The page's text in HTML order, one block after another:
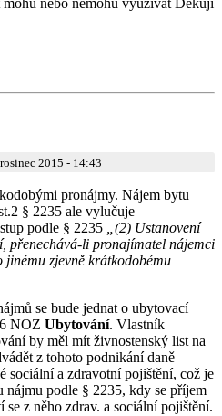
2015 - 14:43
pronájmy. Nájem bytu
§ 2235 ale vylučuje
podle § 2235 „(2) Ustanovení
přenechává-li pronajímatel nájemci
jinému zjevně krátkodobému
se bude jednat o ubytovací
NOZ Ubytování. Vlastník
by měl mít živnostenský list na
z tohoto podnikání daně
sociální a zdravotní pojištění, což je
nájmu podle § 2235, kdy se příjem
z něho zdrav. a sociální pojištění.